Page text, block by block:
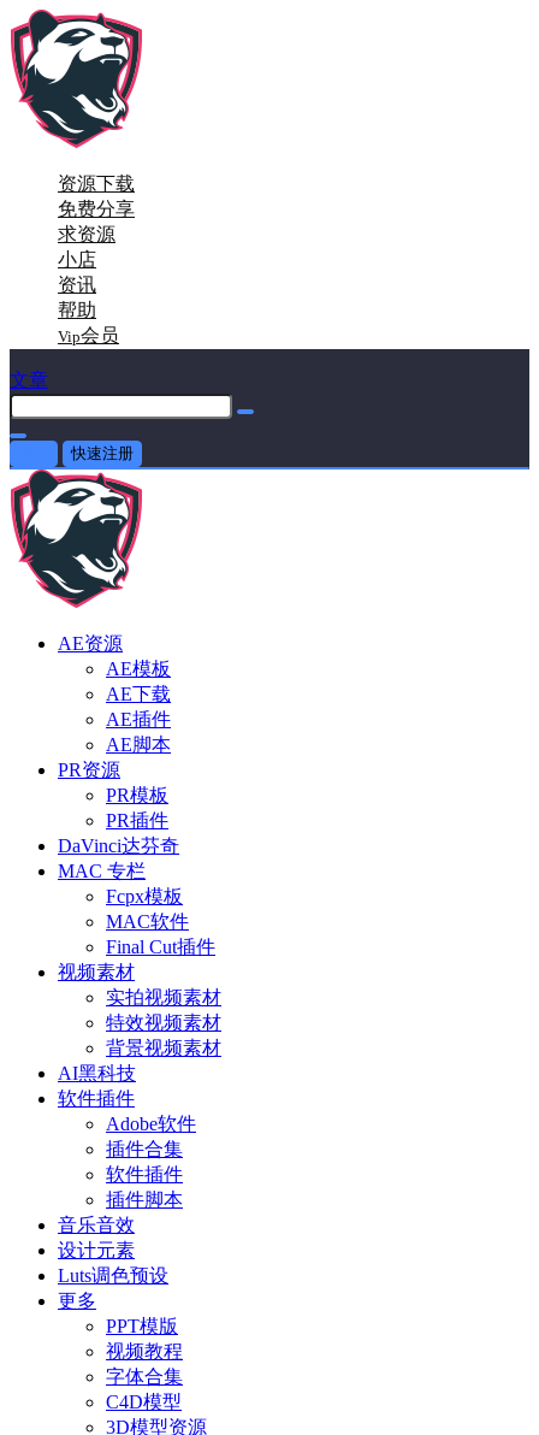
资源下载
免费分享
求资源
小店
资讯
帮助
Vip会员
文章
快速注册
AE资源
AE模板
AE下载
AE插件
AE脚本
PR资源
PR模板
PR插件
DaVinci达芬奇
MAC 专栏
Fcpx模板
MAC软件
Final Cut插件
视频素材
实拍视频素材
特效视频素材
背景视频素材
AI黑科技
软件插件
Adobe软件
插件合集
软件插件
插件脚本
音乐音效
设计元素
Luts调色预设
更多
PPT模版
视频教程
字体合集
C4D模型
3D模型资源